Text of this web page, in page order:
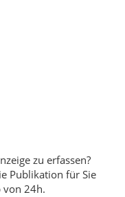
zu erfassen?
Publikation für Sie
von 24h.